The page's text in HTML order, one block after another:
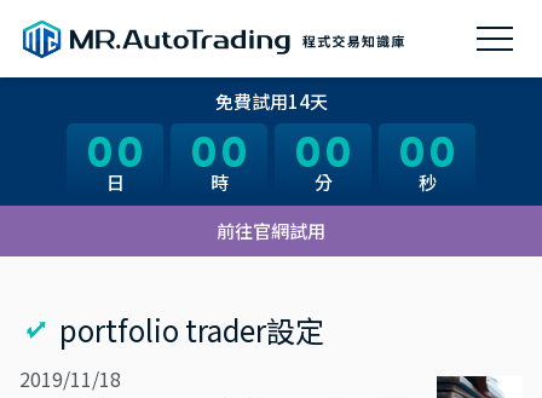
00
日 00
時 00
分 00
秒
前往官網試用
免費試用14天
00
日 00
時 00
分 00
秒
portfolio trader設定
2019/11/18